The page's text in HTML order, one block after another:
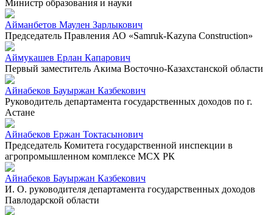
Министр образования и науки
Айманбетов Маулен Зарлыкович
Председатель Правления АО «Samruk-Kazyna Construction»
Аймукашев Ерлан Капарович
Первый заместитель Акима Восточно-Казахстанской области
Айнабеков Бауыржан Казбекович
Руководитель департамента государственных доходов по г.
Астане
Айнабеков Ержан Токтасынович
Председатель Комитета государственной инспекции в
агропромышленном комплексе МСХ РК
Айнабеков Бауыржан Казбекович
И. О. руководителя департамента государственных доходов
Павлодарской области